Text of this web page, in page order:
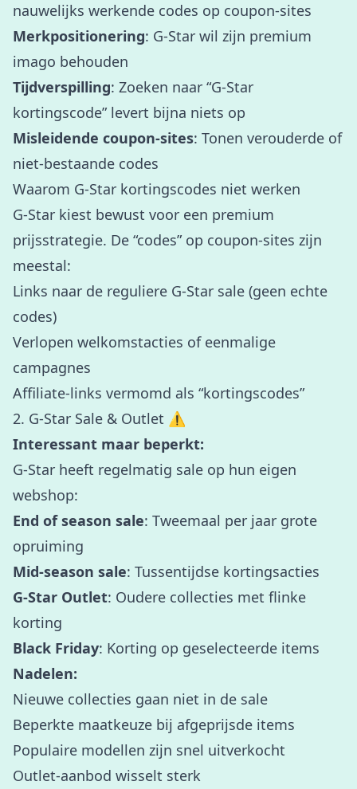
nauwelijks werkende codes op coupon-sites
Merkpositionering: G-Star wil zijn premium
imago behouden
Tijdverspilling: Zoeken naar “G-Star
kortingscode” levert bijna niets op
Misleidende coupon-sites: Tonen verouderde of
niet-bestaande codes
Waarom G-Star kortingscodes niet werken
G-Star kiest bewust voor een premium
prijsstrategie. De “codes” op coupon-sites zijn
meestal:
Links naar de reguliere G-Star sale (geen echte
codes)
Verlopen welkomstacties of eenmalige
campagnes
Affiliate-links vermomd als “kortingscodes”
2. G-Star Sale & Outlet ⚠️
Interessant maar beperkt:
G-Star heeft regelmatig sale op hun eigen
webshop:
End of season sale: Tweemaal per jaar grote
opruiming
Mid-season sale: Tussentijdse kortingsacties
G-Star Outlet: Oudere collecties met flinke
korting
Black Friday: Korting op geselecteerde items
Nadelen:
Nieuwe collecties gaan niet in de sale
Beperkte maatkeuze bij afgeprijsde items
Populaire modellen zijn snel uitverkocht
Outlet-aanbod wisselt sterk